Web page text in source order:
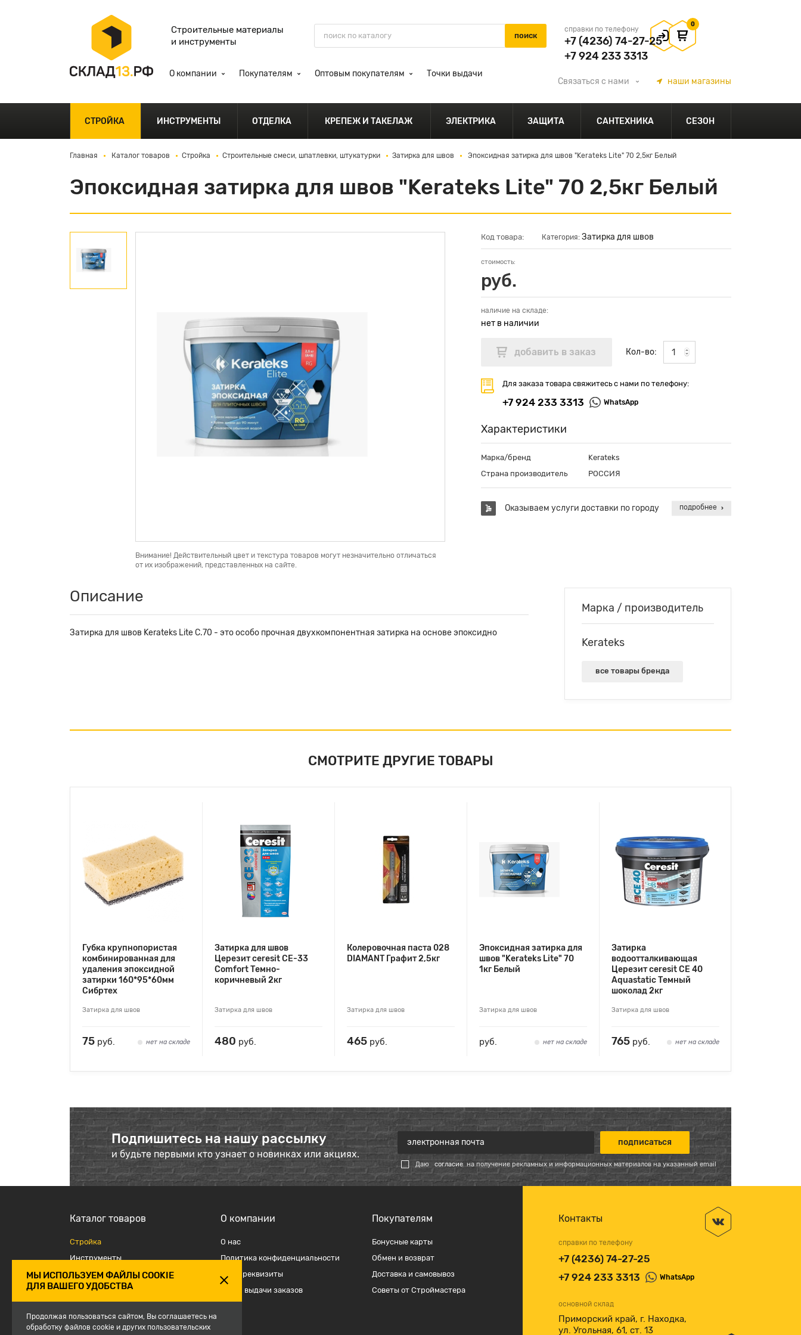
Строительные материалы
и инструменты
справки по телефону
+7 (4236) 74-27-25
+7 924 233 3313
0
О компании Покупателям Оптовым покупателям Точки выдачи
Связаться с нами наши магазины
СТРОЙКА ИНСТРУМЕНТЫ ОТДЕЛКА КРЕПЕЖ И ТАКЕЛАЖ ЭЛЕКТРИКА ЗАЩИТА САНТЕХНИКА СЕЗОН
Главная Каталог товаров Стройка Строительные смеси, шпатлевки, штукатурки Затирка для швов Эпоксидная затирка для швов "Kerateks Lite" 70 2,5кг Белый
Эпоксидная затирка для швов "Kerateks Lite" 70 2,5кг Белый
Внимание! Действительный цвет и текстура товаров могут незначительно отличаться
от их изображений, представленных на сайте.
Код товара: Категория: Затирка для швов
стоимость:
руб.
наличие на складе:
нет в наличии
Кол-во:
Для заказа товара свяжитесь с нами по телефону:
+7 924 233 3313 WhatsApp
Характеристики
Марка/бренд
Kerateks
Страна производитель
РОССИЯ
Оказываем услуги доставки по городу подробнее
Описание
Затирка для швов Kerateks Lite С.70 - это особо прочная двухкомпонентная затирка на основе эпоксидно
Марка / производитель
Kerateks
все товары бренда
СМОТРИТЕ ДРУГИЕ ТОВАРЫ
Губка крупнопористая
комбинированная для
удаления эпоксидной
затирки 160*95*60мм
Сибртех
Затирка для швов
75 руб. нет на складе
Затирка для швов
Церезит ceresit СЕ-33
Comfort Темно-
коричневый 2кг
Затирка для швов
480 руб.
Колеровочная паста 028
DIAMANT Графит 2,5кг
Затирка для швов
465 руб.
Эпоксидная затирка для
швов "Kerateks Lite" 70
1кг Белый
Затирка для швов
руб. нет на складе
Затирка
водоотталкивающая
Церезит ceresit СЕ 40
Aquastatic Темный
шоколад 2кг
Затирка для швов
765 руб. нет на складе
Подпишитесь на нашу рассылку
и будьте первыми кто узнает о новинках или акциях.
Даю согласие на получение рекламных и информационных материалов на указанный email
Контакты
справки по телефону
+7 (4236) 74-27-25
+7 924 233 3313
WhatsApp
основной склад
Приморский край, г. Находка,
ул. Угольная, 61, ст. 13
Каталог товаров
Стройка
Инструменты
Отделка
Крепеж и такелаж
Средства защиты, спецодежда
О компании
О наc
Политика конфиденциальности
Наши реквизиты
Точки выдачи заказов
Покупателям
Бонусные карты
Обмен и возврат
Доставка и самовывоз
Советы от Строймастера
МЫ ИСПОЛЬЗУЕМ ФАЙЛЫ COOKIE
ДЛЯ ВАШЕГО УДОБСТВА
Продолжая пользоваться сайтом, Вы соглашаетесь на
обработку файлов cookie и других пользовательских